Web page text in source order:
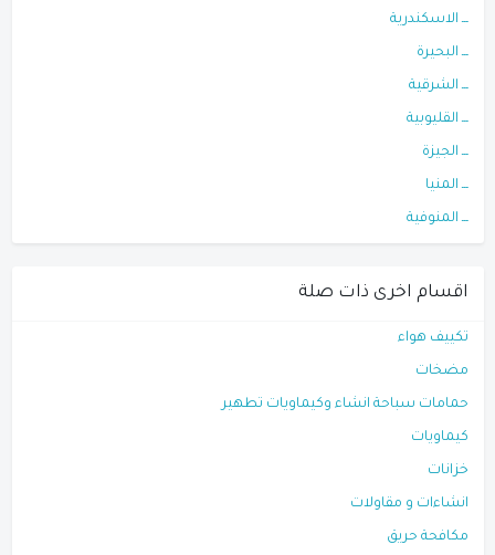
ـــ الاسكندرية
ـــ البحيرة
ـــ الشرقية
ـــ القليوبية
ـــ الجيزة
ـــ المنيا
ـــ المنوفية
اقسام اخرى ذات صلة
تكييف هواء
مضخات
حمامات سباحة انشاء وكيماويات تطهير
كيماويات
خزانات
انشاءات و مقاولات
مكافحة حريق